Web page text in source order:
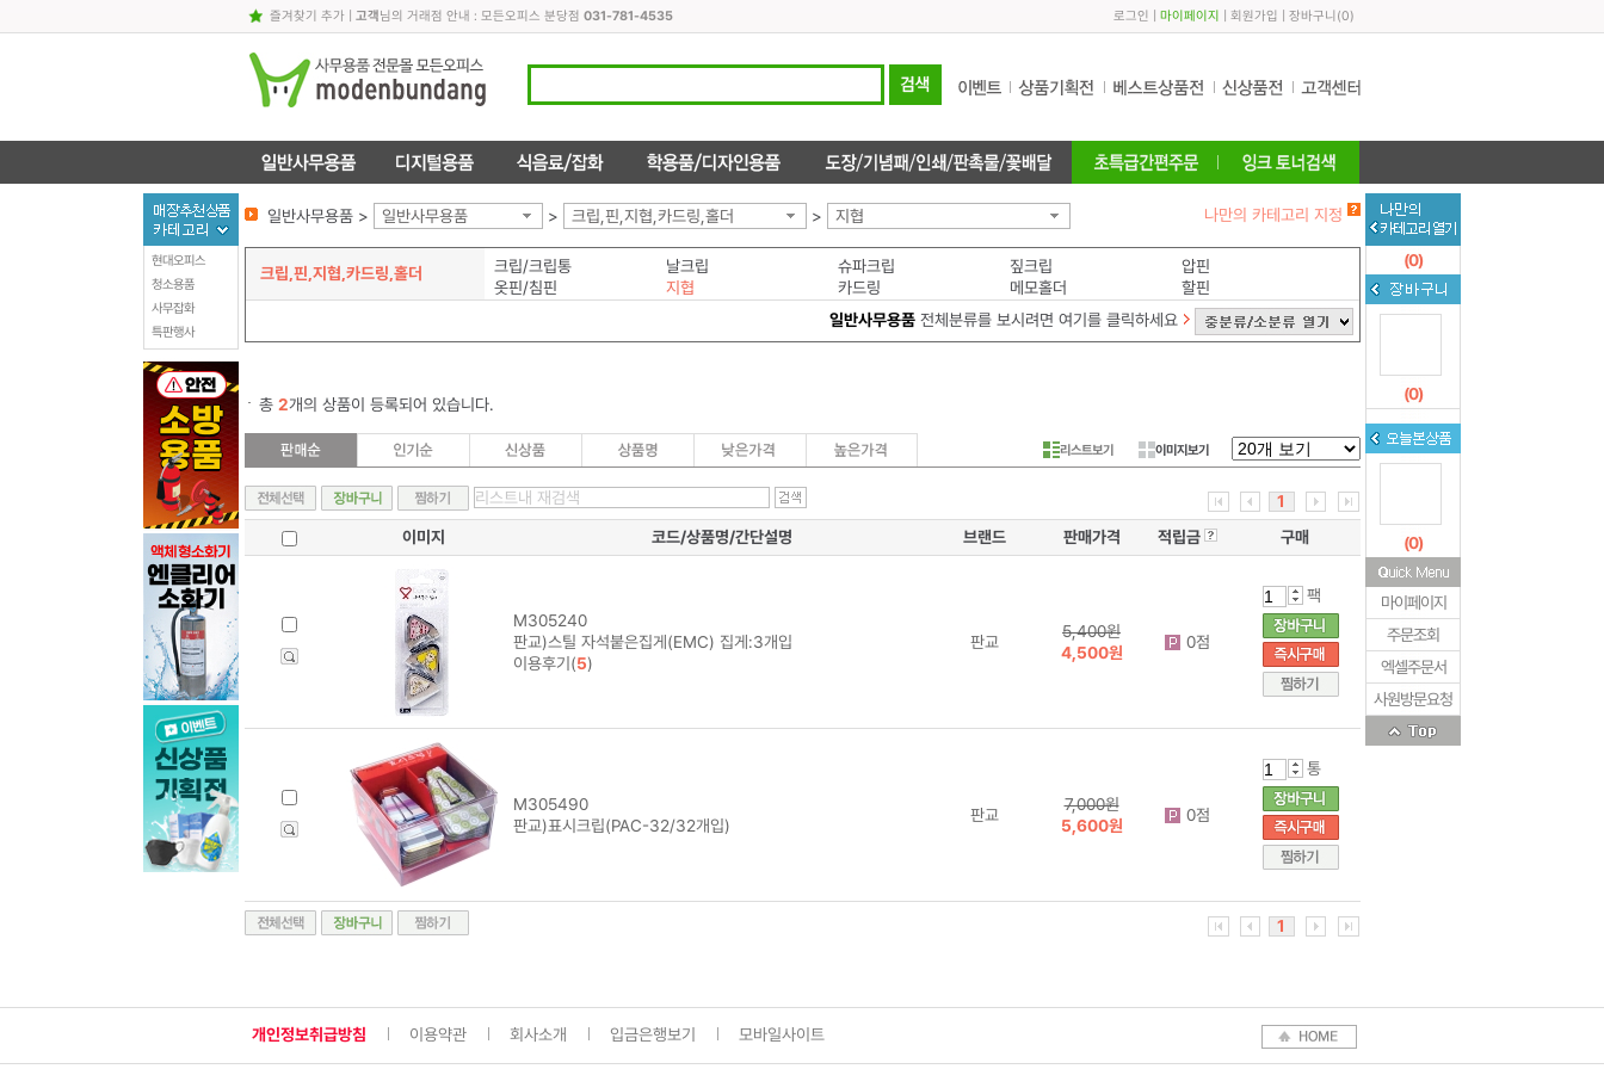
즐겨찾기 추가| 고객님의 거래점 안내 : 모든오피스 분당점 031-781-4535 로그인 마이페이지 회원가입 장바구니 (0)
일반사무용품 > 일반사무용품 > 크립,핀,지협,카드링,홀더 > 지협 나만의 카테고리 지정
크립,핀,지협,카드링,홀더 크립/크립통 날크립 슈파크립 짚크립
압핀
옷핀/침핀
지협 카드링 메모홀더
할핀
일반사무용품전체분류를 보시려면 여기를 클릭하세요
총 2개의 상품이 등록되어 있습니다.
리스트보기 이미지보기
1
이미지
코드/상품명/간단설명 브랜드 판매가격 적립금 구매
M305240
판교)스틸 자석붙은집게(EMC) 집게:3개입
이용후기(5)
판교
5,400원
4,500원
0점
팩
M305490
판교)표시크립(PAC-32/32개입)
판교
7,000원
5,600원
0점
통
1
현대오피스
청소용품
사무잡화
특판행사
(0)
(0)
(0)
마이페이지
주문조회
엑셀주문서
사원방문요청
개인정보취급방침 이용약관 회사소개 입금은행보기 모바일사이트